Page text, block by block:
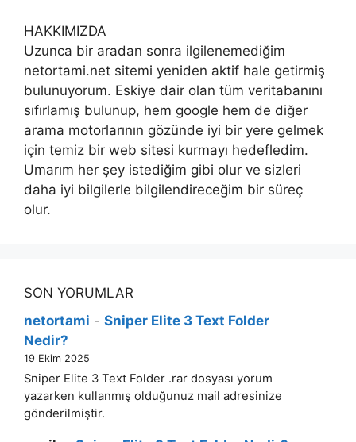
HAKKIMIZDA
Uzunca bir aradan sonra ilgilenemediğim
netortami.net sitemi yeniden aktif hale getirmiş
bulunuyorum. Eskiye dair olan tüm veritabanını
sıfırlamış bulunup, hem google hem de diğer
arama motorlarının gözünde iyi bir yere gelmek
için temiz bir web sitesi kurmayı hedefledim.
Umarım her şey istediğim gibi olur ve sizleri
daha iyi bilgilerle bilgilendireceğim bir süreç
olur.
SON YORUMLAR
netortami - Sniper Elite 3 Text Folder
Nedir?
19 Ekim 2025
Sniper Elite 3 Text Folder .rar dosyası yorum
yazarken kullanmış olduğunuz mail adresinize
gönderilmiştir.